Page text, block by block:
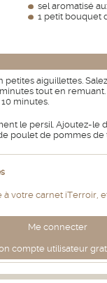
sel aromatisé
1 petit bouquet
petites aiguillettes.
tout en
minutes.
le persil. Ajoutez-le
poulet de pommes de
votre carnet iTerroir,
Me connecter
compte utilisateur